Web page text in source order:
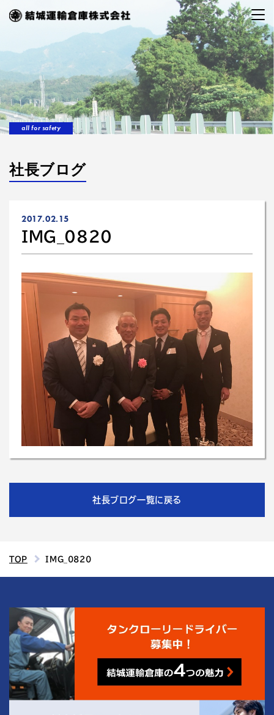
all for safety
社長ブログ
2017.02.15
IMG_0820
社長ブログ一覧に戻る
TOP IMG_0820
結城運輸倉庫の4